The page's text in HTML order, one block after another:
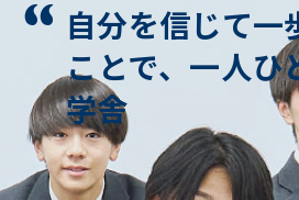
自分を信じて一
ことで、 一人ひ
学舎